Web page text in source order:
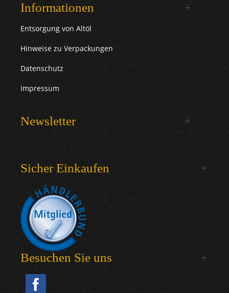
Informationen
Entsorgung von Altöl
Hinweise zu Verpackungen
Datenschutz
Impressum
Newsletter
Sicher Einkaufen
Besuchen Sie uns